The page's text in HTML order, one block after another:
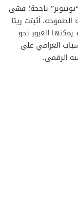
ناجحة؛ فهي
أثبتت ريتا
يمكنها العبور نحو
العراقي على
الرقمي.